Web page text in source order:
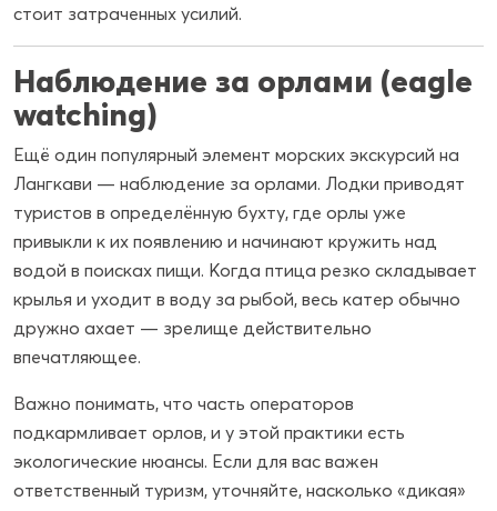
стоит затраченных усилий.
Наблюдение за орлами (eagle
watching)
Ещё один популярный элемент морских экскурсий на
Лангкави — наблюдение за орлами. Лодки приводят
туристов в определённую бухту, где орлы уже
привыкли к их появлению и начинают кружить над
водой в поисках пищи. Когда птица резко складывает
крылья и уходит в воду за рыбой, весь катер обычно
дружно ахает — зрелище действительно
впечатляющее.
Важно понимать, что часть операторов
подкармливает орлов, и у этой практики есть
экологические нюансы. Если для вас важен
ответственный туризм, уточняйте, насколько «дикая»